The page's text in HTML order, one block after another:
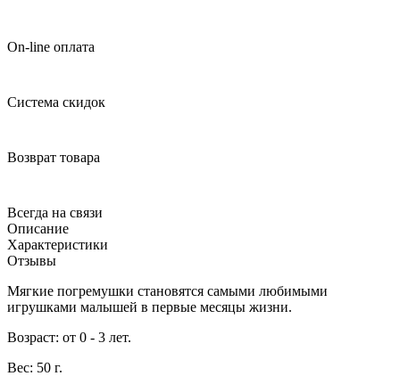
On-line оплата
Система скидок
Возврат товара
Всегда на связи
Описание
Характеристики
Отзывы
Мягкие погремушки становятся самыми любимыми
игрушками малышей в первые месяцы жизни.
Возраст: от 0 - 3 лет.
Вес: 50 г.